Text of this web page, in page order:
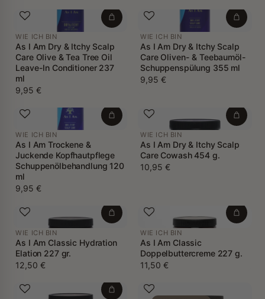
WIE ICH BIN
As I Am Dry & Itchy Scalp
Care Olive & Tea Tree Oil
Leave-In Conditioner 237
ml
9,95 €
WIE ICH BIN
As I Am Dry & Itchy Scalp
Care Oliven- & Teebaumöl-
Schuppenspülung 355 ml
9,95 €
WIE ICH BIN
As I Am Trockene &
Juckende Kopfhautpflege
Schuppenölbehandlung 120
ml
9,95 €
WIE ICH BIN
As I Am Dry & Itchy Scalp
Care Cowash 454 g.
10,95 €
WIE ICH BIN
As I Am Classic Hydration
Elation 227 gr.
12,50 €
WIE ICH BIN
As I Am Classic
Doppelbuttercreme 227 g.
11,50 €